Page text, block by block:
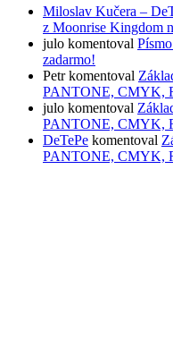
Miloslav Kučera –
z Moonrise Kingdom
julo komentoval
zadarmo!
Petrkomentoval
PANTONE, CMYK,
julo komentoval
PANTONE, CMYK,
DeTePe komentoval
PANTONE, CMYK,